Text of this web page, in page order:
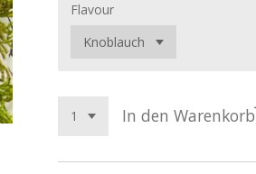
Flavour
In den Warenkorb